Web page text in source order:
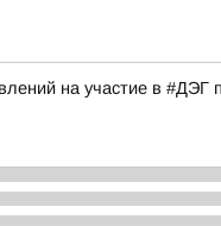
на участие в #ДЭГ